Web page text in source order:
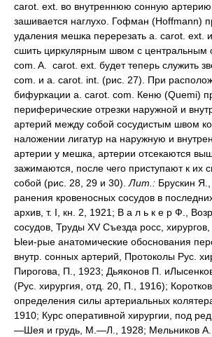
carot. ext. во внутреннюю сонную
зашивается наглухо. Гофман (Hoffmann)
удаления мешка перерезать a. carot. ext.
сшить циркулярным швом с центральным
com. A. carot. ext. будет теперь служить
com. и a. carot. int. (рис. 27). При
бифуркации a. carot. com. Кеню (Quemi)
периферические отрезки наружной и
артерий между собой сосудистым швом
наложении лигатур на наружную и
артерии у мешка, артерии отсекаются
зажимаются, после чего приступают к их
собой (рис. 28, 29 и 30).Лит.: Брускин
ранения кровеносных сосудов в
архив, т. I, кн. 2, 1921; В а л ь к е р Ф.,
сосудов, Труды XV Съезда росс,
Ыеи-рые анатомические обоснования
внутр. сонных артерий, Протоколы Рус.
Пирогова, П., 1923; Дьяконов П.
(Рус. хирургия, отд. 20, П., 1916);
определения силы артериальных
1910; Курс оперативной хирургии, под
—Шея и грудь, М.—Л., 1928; Мельников А.,